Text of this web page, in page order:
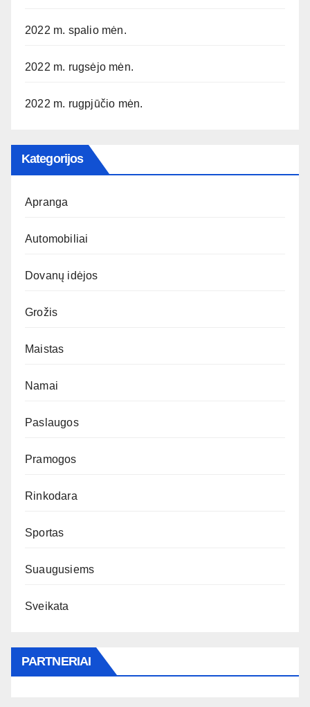
2022 m. spalio mėn.
2022 m. rugsėjo mėn.
2022 m. rugpjūčio mėn.
Kategorijos
Apranga
Automobiliai
Dovanų idėjos
Grožis
Maistas
Namai
Paslaugos
Pramogos
Rinkodara
Sportas
Suaugusiems
Sveikata
PARTNERIAI